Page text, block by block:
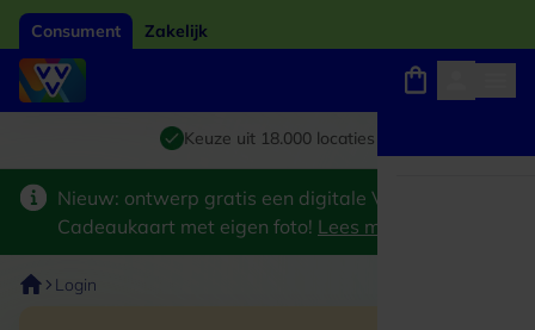
Consument Zakelijk
Giftcard van het jaar 2026
Keuze uit 18.000 locaties
Winkels, webshops en uitjes
Nieuw: ontwerp gratis een digitale VVV
Cadeaukaart met eigen foto! Lees meer
Login